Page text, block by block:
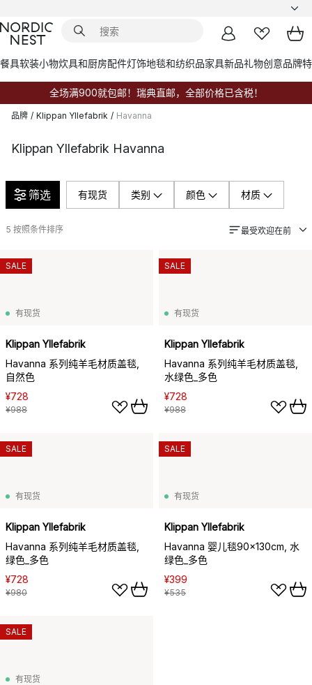
餐具软装小物炊具和厨房配件灯饰地毯和纺织品家具新品礼物创意品牌
全场满900就包邮！瑞典直邮，全部价格已含税！
品牌 / Klippan Yllefabrik / Havanna
Klippan Yllefabrik Havanna
筛选 有现货 类别 颜色 材质
5 按照条件排序 最受欢迎在前
有现货
Klippan Yllefabrik
Havanna 系列纯羊毛材质盖毯,
自然色
¥728
¥988
SALE
有现货
Klippan Yllefabrik
Havanna 系列纯羊毛材质盖毯,
水绿色_多色
¥728
¥988
SALE
有现货
Klippan Yllefabrik
Havanna 系列纯羊毛材质盖毯,
绿色_多色
¥728
¥980
SALE
有现货
Klippan Yllefabrik
Havanna 婴儿毯90x130cm, 水
绿色_多色
¥399
¥535
SALE
有现货
SALE